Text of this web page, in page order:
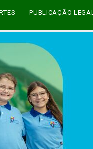
PUBLICAÇÃO LEGAL